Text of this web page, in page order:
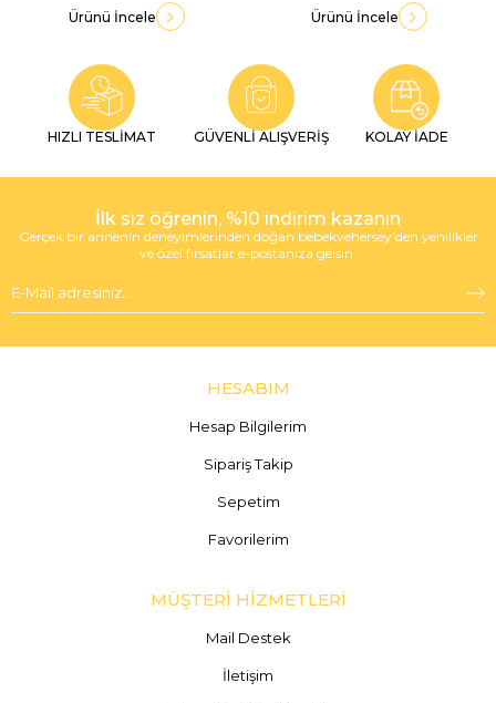
Ürünü İncele Ürünü İncele
HIZLI TESLİMAT GÜVENLİ ALIŞVERİŞ KOLAY İADE
İlk siz öğrenin, %10 indirim kazanın
Gerçek bir annenin deneyimlerinden doğan bebekvehersey’den yenilikler
ve özel fırsatlar e-postanıza gelsin.
HESABIM
Hesap Bilgilerim
Sipariş Takip
Sepetim
Favorilerim
MÜŞTERİ HİZMETLERİ
Mail Destek
İletişim